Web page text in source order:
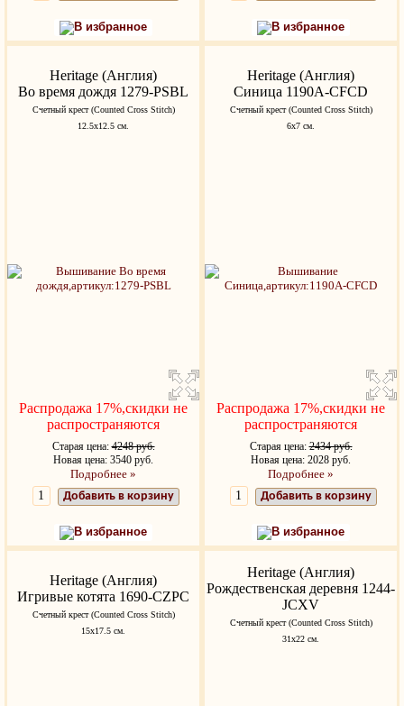
В избранное В избранное
Heritage (Англия)
Во время дождя 1279-PSBL
Счетный крест (Counted Cross Stitch)
12.5х12.5 см.
Распродажа 17%,скидки не
распространяются
Старая цена:4248 руб.
Новая цена: 3540 руб.
Подробнее »
Добавить в корзину
В избранное
Heritage (Англия)
Синица 1190A-CFCD
Счетный крест (Counted Cross Stitch)
6x7 см.
Распродажа 17%,скидки не
распространяются
Старая цена:2434 руб.
Новая цена: 2028 руб.
Подробнее »
Добавить в корзину
В избранное
Heritage (Англия)
Игривые котята 1690-CZPC
Счетный крест (Counted Cross Stitch)
15х17.5 см.
Heritage (Англия)
Рождественская деревня 1244-
JCXV
Счетный крест (Counted Cross Stitch)
31х22 см.